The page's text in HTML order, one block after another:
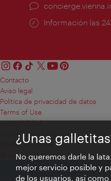
Información las
Contacto
Aviso legal
Política de privacidad de datos
Terms of Use
Accesibilidad
Contacto para la prensa
Ajustes de cookie
© Copyright WienTourismus
¿Unas
No queremos darle la
mejor servicio posible y
de los usuarios, así